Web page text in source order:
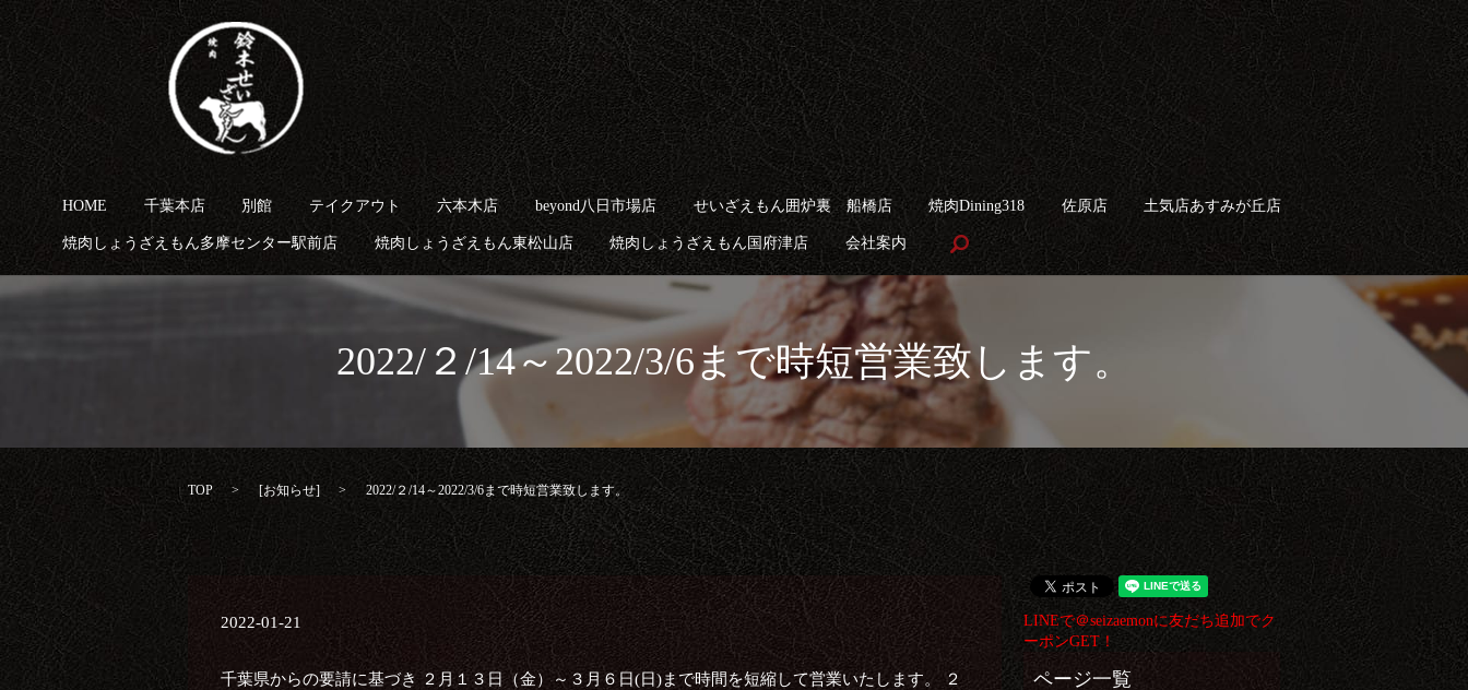
HOME 千葉本店 別館 テイクアウト 六本木店 beyond八日市場店 せいざえもん囲炉裏 船橋店 焼肉Dining318 佐原店 土気店あすみが丘店
焼肉しょうざえもん多摩センター駅前店 焼肉しょうざえもん東松山店 焼肉しょうざえもん国府津店 会社案内 search
2022/２/14～2022/3/6まで時短営業致します。
TOP [お知らせ] 2022/２/14～2022/3/6まで時短営業致します。
2022-01-21
千葉県からの要請に基づき ２月１３日（金）～３月６日(日)まで時間を短縮して営業いたします。 ２
LINEで＠seizaemonに友だち追加でク
ーポンGET！